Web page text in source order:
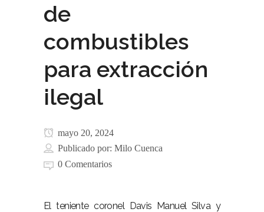
de
combustibles
para extracción
ilegal
mayo 20, 2024
Publicado por: Milo Cuenca
0 Comentarios
El teniente coronel Davis Manuel Silva y